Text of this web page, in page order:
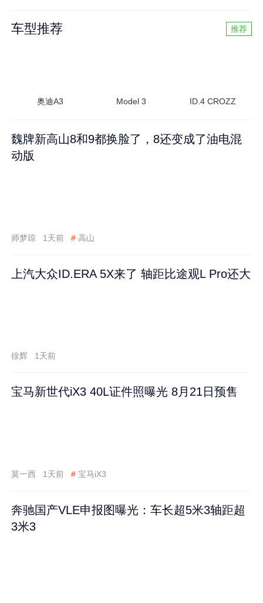
车型推荐 推荐
奥迪A3 Model 3 ID.4 CROZZ
魏牌新高山8和9都换脸了，8还变成了油电混
动版
师梦琼 1天前 # 高山
上汽大众ID.ERA 5X来了 轴距比途观L Pro还大
徐辉 1天前
宝马新世代iX3 40L证件照曝光 8月21日预售
莫一西 1天前 # 宝马iX3
奔驰国产VLE申报图曝光：车长超5米3轴距超
3米3